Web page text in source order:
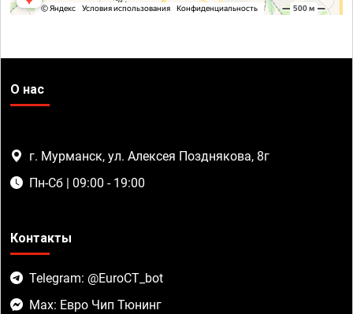
О нас
г. Мурманск, ул. Алексея Позднякова, 8г
Пн-Сб | 09:00 - 19:00
Контакты
Telegram: @EuroCT_bot
Max: Евро Чип Тюнинг